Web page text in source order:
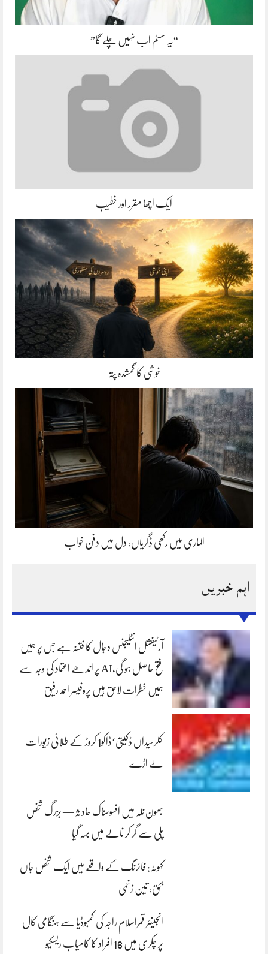
“یہ سسٹم اب نہیں چلے گا”
ایک اچھا مقرر اور خطیب
خوشی کا گمشدہ پتہ
الماری میں رکھی ڈگریاں، دل میں دفن خواب
اہم خبریں
آرٹیفشل انٹلیجنس دجال کا فتنہ ہے جس پر ہمیں
فتح حاصل ہو گی،AI پر اندھے اعتماد کی وجہ سے
ہمیں خطرات لاحق ہیں پروفیسر احمد رفیق
کلرسیداں ڈکیتی‘ڈاکو1 کروڑ کے طلائی زیورات
لے اڑے
بھون نلہ میں افسوسناک حادثہ — بزرگ شخص
پلی سے گر کر نالے میں بہہ گیا
کہوٹہ: فائرنگ کے واقعے میں ایک شخص جاں
بحق، تین زخمی
انجینئر قمراسلام راجہ کی کمبوڈیا سے ہنگامی کال
پر چکری میں 16 افراد کا کامیاب ریسکیو